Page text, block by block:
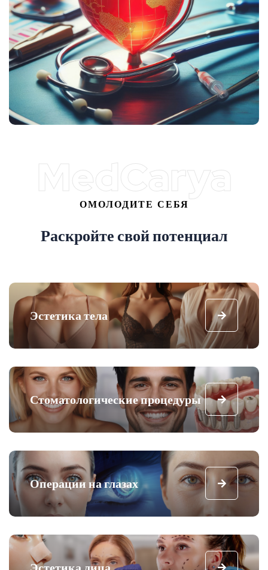
MedCarya
ОМОЛОДИТЕ СЕБЯ
Раскройте свойпотенциал
Эстетика тела
Стоматологические процедуры
Операции на глазах